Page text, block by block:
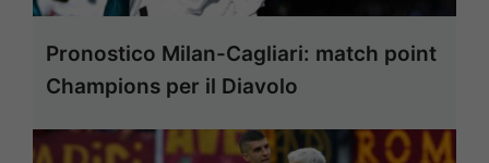
Pronostico Milan-Cagliari: match point
Champions per il Diavolo